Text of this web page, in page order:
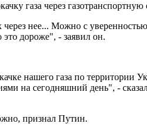
газа через
нее... Можно с
дороже", - заявил он.
нашего газа по территории
на сегодняшний день", -
признал Путин.